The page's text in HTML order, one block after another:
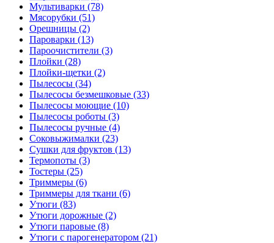
Мультиварки (78)
Мясорубки (51)
Орешницы (2)
Пароварки (13)
Пароочистители (3)
Плойки (28)
Плойки-щетки (2)
Пылесосы (34)
Пылесосы безмешковые (33)
Пылесосы моющие (10)
Пылесосы роботы (3)
Пылесосы ручные (4)
Соковыжималки (23)
Сушки для фруктов (13)
Термопоты (3)
Тостеры (25)
Триммеры (6)
Триммеры для ткани (6)
Утюги (83)
Утюги дорожные (2)
Утюги паровые (8)
Утюги с парогенератором (21)